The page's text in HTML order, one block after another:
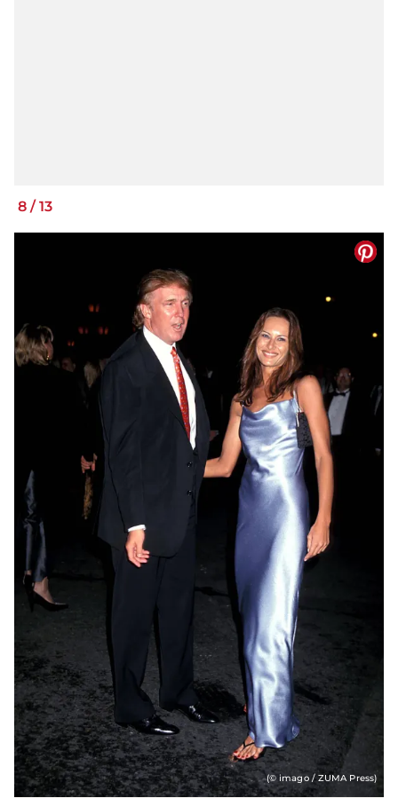
8 /13
(© imago / ZUMA Press)